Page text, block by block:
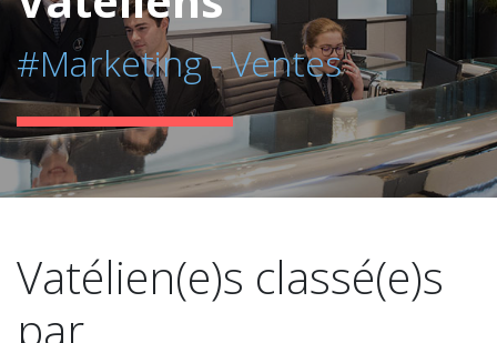
#Marketing - Ventes
Vatélien(e)s classé(e)s
par